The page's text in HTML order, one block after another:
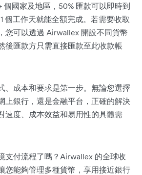
個國家及地區，50% 匯款可以即時到
個工作天就能全額完成。若需要收取
您可以透過 Airwallex 開設不同貨幣
後匯款方只需直接匯款至此收款帳
、成本和要求是第一步。無論您選擇
上銀行，還是金融平台，正確的解決
速度、成本效益和易用性的具體需
支付流程了嗎？Airwallex 的全球收
您能夠管理多種貨幣，享用接近銀行